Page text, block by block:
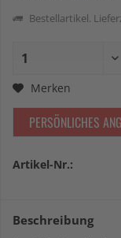
Bestellartikel.
Merken
PERSÖNLICHES
Artikel-Nr.:
Beschreibung